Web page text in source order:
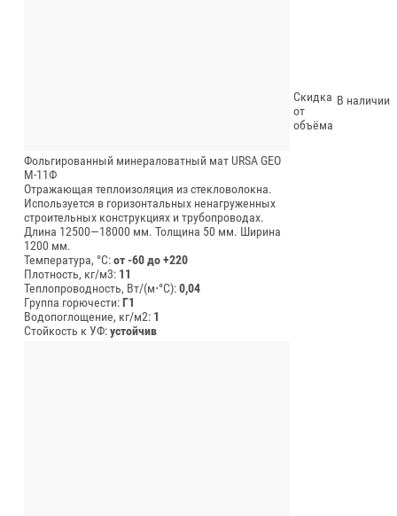
Фольгированный минераловатный мат URSA GEO
М-11Ф
Отражающая теплоизоляция из стекловолокна.
Используется в горизонтальных ненагруженных
строительных конструкциях и трубопроводах.
Длина 12500—18000 мм. Толщина 50 мм. Ширина
1200 мм.
Температура, °C:от -60 до +220
Плотность, кг/м3: 11
Теплопроводность, Вт/(м⋅°С):0,04
Группа горючести:Г1
Водопоглощение, кг/м2: 1
Стойкость к УФ:устойчив
Скидка
от
объёма
В наличии